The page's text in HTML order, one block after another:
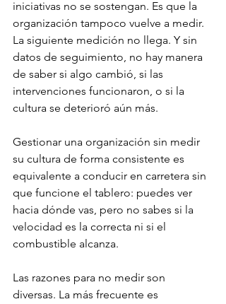
iniciativas no se sostengan. Es que la
organización tampoco vuelve a medir.
La siguiente medición no llega. Y sin
datos de seguimiento, no hay manera
de saber si algo cambió, si las
intervenciones funcionaron, o si la
cultura se deterioró aún más.
Gestionar una organización sin medir
su cultura de forma consistente es
equivalente a conducir en carretera sin
que funcione el tablero: puedes ver
hacia dónde vas, pero no sabes si la
velocidad es la correcta ni si el
combustible alcanza.
Las razones para no medir son
diversas. La más frecuente es